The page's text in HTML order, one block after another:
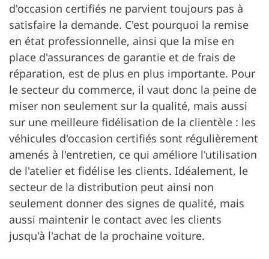
d'occasion certifiés ne parvient toujours pas à
satisfaire la demande. C'est pourquoi la remise
en état professionnelle, ainsi que la mise en
place d'assurances de garantie et de frais de
réparation, est de plus en plus importante. Pour
le secteur du commerce, il vaut donc la peine de
miser non seulement sur la qualité, mais aussi
sur une meilleure fidélisation de la clientèle : les
véhicules d'occasion certifiés sont régulièrement
amenés à l'entretien, ce qui améliore l'utilisation
de l'atelier et fidélise les clients. Idéalement, le
secteur de la distribution peut ainsi non
seulement donner des signes de qualité, mais
aussi maintenir le contact avec les clients
jusqu'à l'achat de la prochaine voiture.